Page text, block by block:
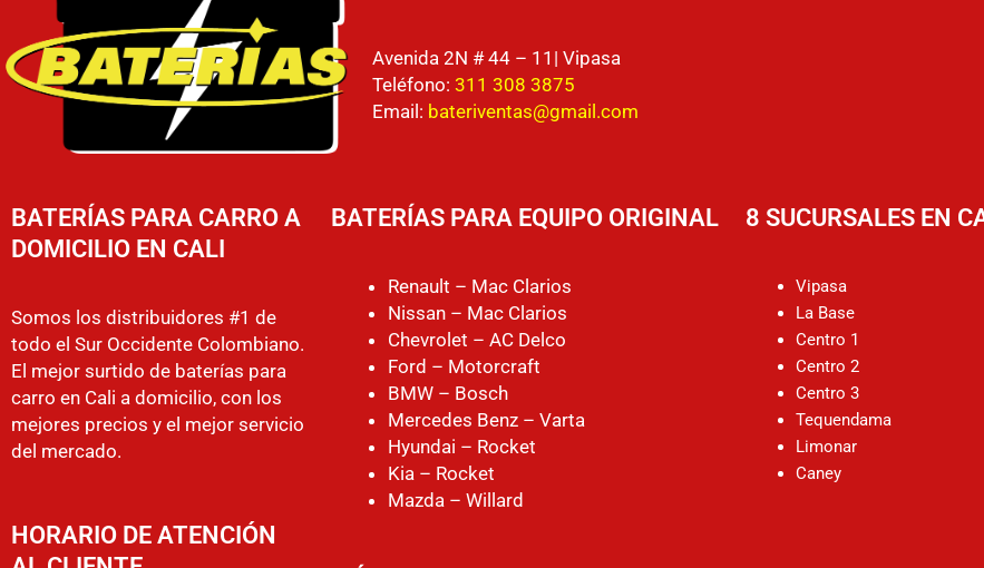
Avenida 2N # 44 – 11| Vipasa
Teléfono: 311 308 3875
Email: bateriventas@gmail.com
BATERÍAS PARA CARRO A
DOMICILIO EN CALI
Somos los distribuidores #1 de
todo el Sur Occidente Colombiano.
El mejor surtido de baterías para
carro en Cali a domicilio, con los
mejores precios y el mejor servicio
del mercado.
HORARIO DE ATENCIÓN
BATERÍAS PARA EQUIPO ORIGINAL
Renault – Mac Clarios
Nissan – Mac Clarios
Chevrolet – AC Delco
Ford – Motorcraft
BMW – Bosch
Mercedes Benz – Varta
Hyundai – Rocket
Kia – Rocket
Mazda – Willard
8 SUCURSALES EN
Vipasa
La Base
Centro 1
Centro 2
Centro 3
Tequendama
Limonar
Caney